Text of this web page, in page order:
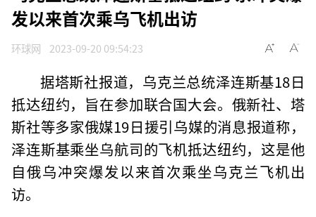
发以来首次乘乌飞机出访
环球网 2023-09-20 09:54:23
据塔斯社报道，乌克兰总统泽连斯基18日
抵达纽约，旨在参加联合国大会。俄新社、塔
斯社等多家俄媒19日援引乌媒的消息报道称，
泽连斯基乘坐乌航司的飞机抵达纽约，这是他
自俄乌冲突爆发以来首次乘坐乌克兰飞机出
访。